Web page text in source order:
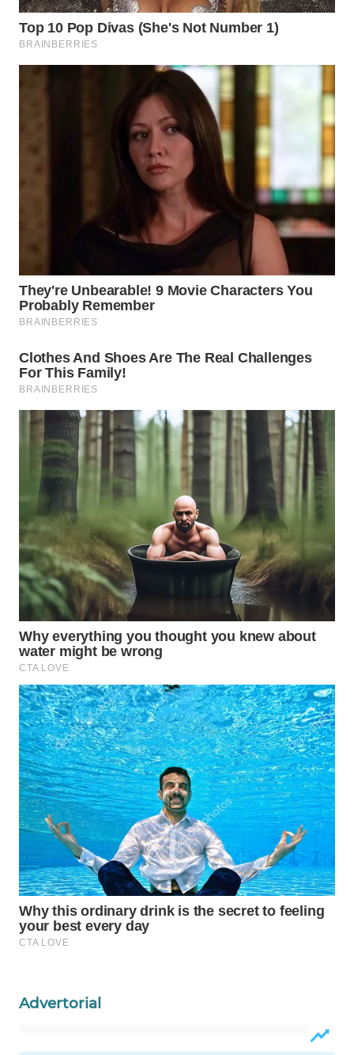
Advertorial
WN
NATUNA
MANDALIKA
LABUANBAJO
WN
Wahana
Media
WAHANA
NEWS
TANI
WAHANA
ADVOKAT
WAHANA
INFRASTRUKTUR
WAHANA
KONSUMEN
WAHANA
LISTRIK
WAHANA
TRAVEL
WAHANA
TV
WAHANANEWS
ID